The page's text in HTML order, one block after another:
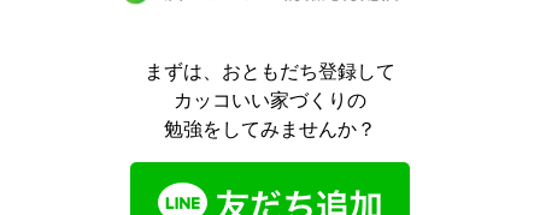
まずは、おともだち登録して
カッコいい家づくりの
勉強をしてみませんか？